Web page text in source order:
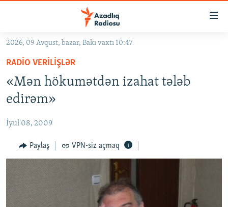
Əsas
qayıt
Əsas
naviqasiyaya
qayıt
Axtarışa
keç
GÜNDƏM
KORRUPSIOMETR
FƏRQƏ BAX
QANUNI DOĞRU
VIDEO
RADIO ARXIV
2026, 09 Avqust, bazar, Bakı vaxtı 10:47
RADIO VERILIŞLƏR
«Mən hökumətdən izahat tələb
edirəm»
İyul 08, 2009
Paylaş VPN-siz açmaq